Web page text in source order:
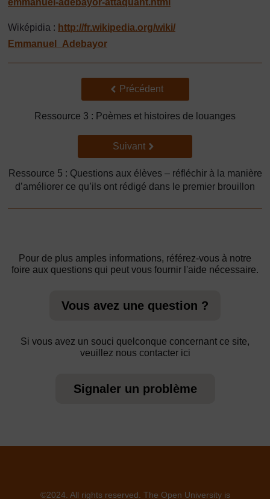
emmanuel-adebayor-attaquant.html
Wiképidia : http://fr.wikipedia.org/wiki/
Emmanuel_Adebayor
Précédent
Précédent
Ressource 3 : Poèmes et histoires de louanges
Suivant
Suivant
Ressource 5 : Questions aux élèves – réfléchir à la manière
d’améliorer ce qu’ils ont rédigé dans le premier brouillon
Pour de plus amples informations, référez-vous à notre
foire aux questions qui peut vous fournir l'aide nécessaire.
Vous avez une question ?
Si vous avez un souci quelconque concernant ce site,
veuillez nous contacter ici
Signaler un problème
©2024. All rights reserved. The Open University is